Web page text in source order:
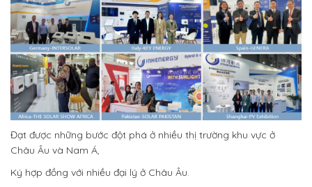
Đạt được những bước đột phá ở nhiều thị trường khu vực ở
Châu Âu và Nam Á,
Ký hợp đồng với nhiều đại lý ở Châu Âu.